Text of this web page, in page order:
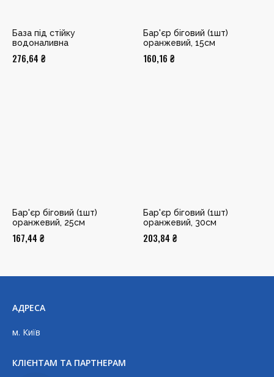
База під стійку
водоналивна
276,64 ₴
Бар'єр біговий (1шт)
оранжевий, 15см
160,16 ₴
Бар'єр біговий (1шт)
оранжевий, 25см
167,44 ₴
Бар'єр біговий (1шт)
оранжевий, 30см
203,84 ₴
АДРЕСА
м. Київ
КЛІЄНТАМ ТА ПАРТНЕРАМ